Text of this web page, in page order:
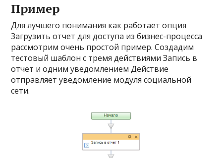
Пример
Для лучшего понимания как работает опция
Загрузить отчет для доступа из бизнес-процесса
рассмотрим очень простой пример. Создадим
тестовый шаблон с тремя действиями Запись в
отчет и одним уведомлением Действие
отправляет уведомление модуля социальной
сети.